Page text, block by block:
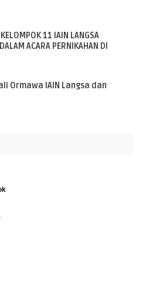
11 IAIN LANGSA
ACARA PERNIKAHAN DI
Ormawa IAIN Langsa dan